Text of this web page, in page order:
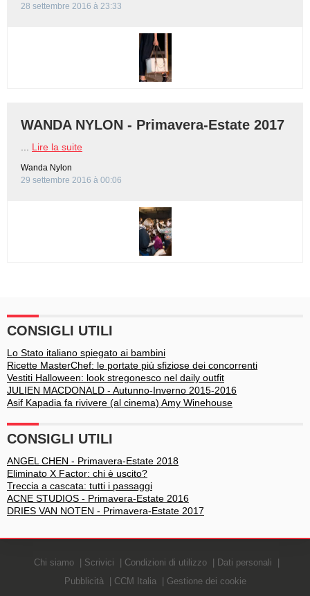
28 settembre 2016 à 23:33
WANDA NYLON - Primavera-Estate 2017
Lire la suite
Wanda Nylon
29 settembre 2016 à 00:06
CONSIGLI UTILI
Lo Stato italiano spiegato ai bambini
Ricette MasterChef: le portate più sfiziose dei concorrenti
Vestiti Halloween: look stregonesco nel daily outfit
JULIEN MACDONALD - Autunno-Inverno 2015-2016
Asif Kapadia fa rivivere (al cinema) Amy Winehouse
CONSIGLI UTILI
ANGEL CHEN - Primavera-Estate 2018
Eliminato X Factor: chi è uscito?
Treccia a cascata: tutti i passaggi
ACNE STUDIOS - Primavera-Estate 2016
DRIES VAN NOTEN - Primavera-Estate 2017
Chi siamo Scrivici Condizioni di utilizzo
Dati personali
Pubblicità
CCM Italia Gestione dei cookie